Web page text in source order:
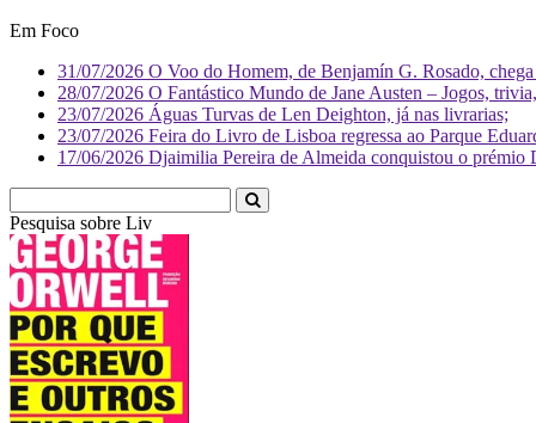
Em Foco
31/07/2026 O Voo do Homem, de Benjamín G. Rosado,
28/07/2026 O Fantástico Mundo de Jane Austen – Jogos,
23/07/2026 Águas Turvas de Len Deighton, já nas livrarias;
23/07/2026 Feira do Livro de Lisboa regressa ao Parque
17/06/2026 Djaimilia Pereira de Almeida conquistou o
Pesquisa sobre Literatura